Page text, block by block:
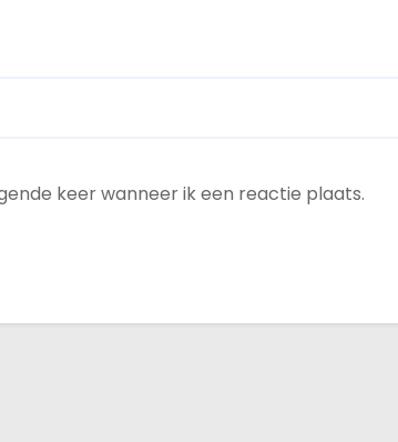
keer wanneer ik een reactie plaats.